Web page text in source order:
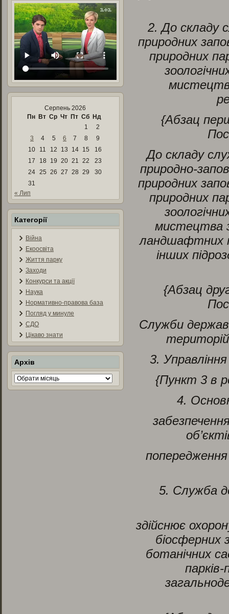
Серпень 2026
Пн Вт Ср Чт Пт Сб Нд
1
2
3
4 5 6 7 8
9
10
11 12 13 14 15
16
17
18 19 20 21 22
23
24 25 26 27 28 29
30
31
« Лип
Категорії
Війна
Екоосвіта
Життя парку
Заходи
Конкурси та акції
Наука
Нормативно-правова база
Погляд у минуле
СДО
Цікаво знати
Архів
Архів
2. До складу
природних
природних
{Абзац
До складу
природно-
природних
природних
мистецтва
ландшафтних
інших
{Абзац
Служби
3.
{Пункт 3 в
4.
5. Служба
здійснює
біосферних
ботанічних